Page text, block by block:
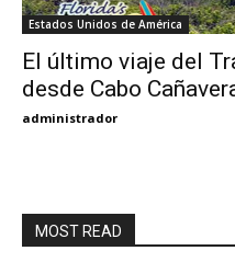
Estados Unidos de América
El último viaje del
desde Cabo
administrador
MOST READ